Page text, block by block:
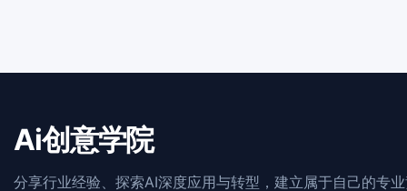
Ai创意学院
分享行业经验、探索AI深度应用与转型，建立属于自己的专业